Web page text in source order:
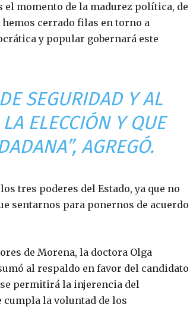
el momento de la madurez política, de
cerrado filas en torno a
y popular gobernará este
SEGURIDAD Y AL
ELECCIÓN Y QUE
AGREGÓ.
tres poderes del Estado, ya que no
sentarnos para ponernos de acuerdo
de Morena, la doctora Olga
al respaldo en favor del candidato
permitirá la injerencia del
cumpla la voluntad de los